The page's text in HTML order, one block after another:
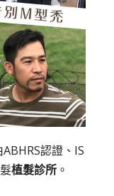
認證、IS
植髮診所。